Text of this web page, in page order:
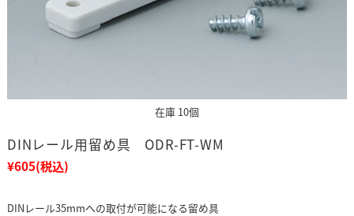
在庫 10個
DINレール用留め具 ODR-FT-WM
¥605(税込)
DINレール35mmへの取付が可能になる留め具